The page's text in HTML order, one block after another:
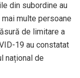
din subordine au
multe persoane
de limitare a
19 au constatat
național de